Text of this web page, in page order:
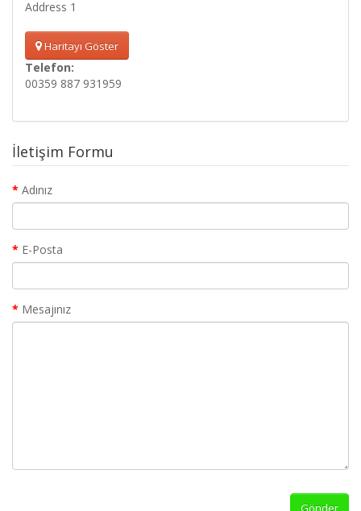
Address 1
Haritayı Göster
Telefon:
00359 887 931959
İletişim Formu
Adınız
E-Posta
Mesajınız